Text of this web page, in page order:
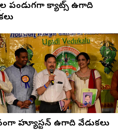
పండుగగా క్యాట్స్ ఉగాది
హ్యూస్టన్ ఉగాది వేడుకలు